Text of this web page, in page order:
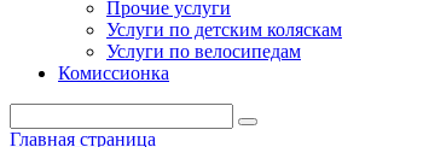
Прочие услуги
Услуги по детским коляскам
Услуги по велосипедам
Комиссионка
Главная страница